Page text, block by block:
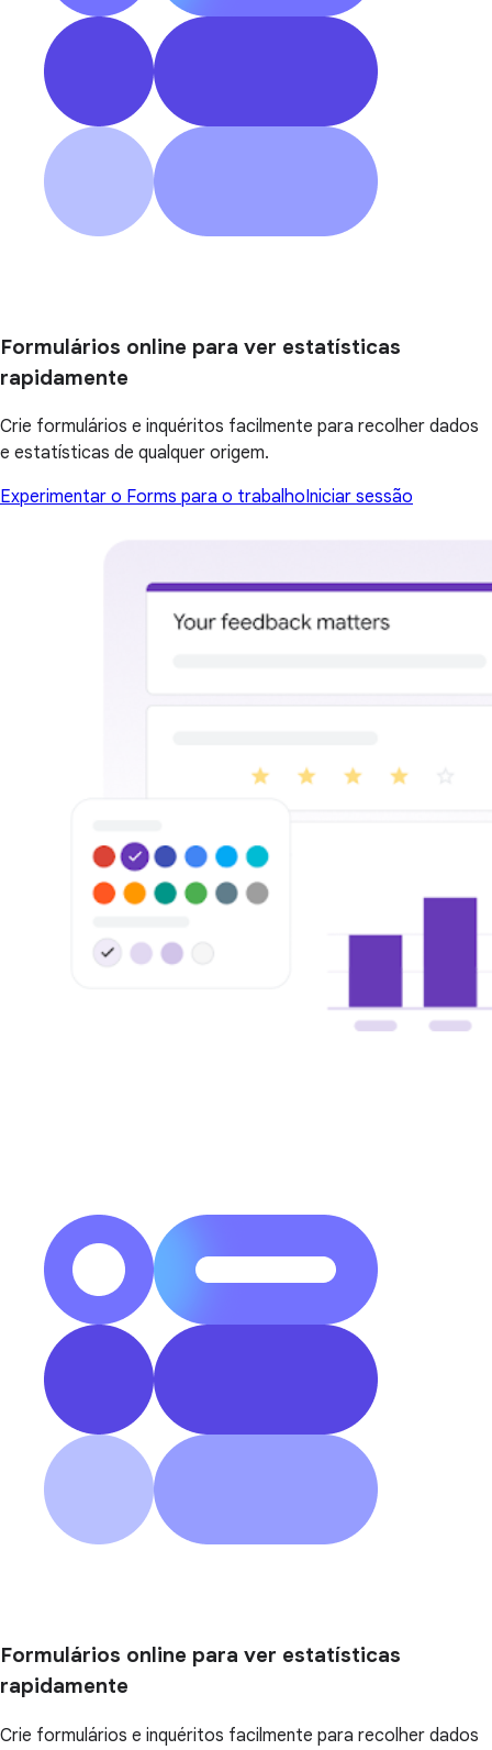
Formulários online para ver estatísticas
rapidamente
Crie formulários e inquéritos facilmente para recolher dados
e estatísticas de qualquer origem.
Experimentar o Forms para o trabalhoIniciar sessão
Formulários online para ver estatísticas
rapidamente
Crie formulários e inquéritos facilmente para recolher dados